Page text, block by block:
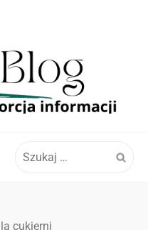
cukierni